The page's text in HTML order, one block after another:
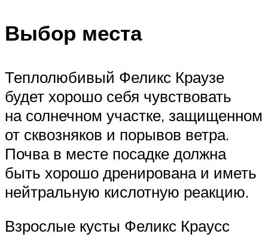
Выбор места
Теплолюбивый Феликс Краузе
будет хорошо себя чувствовать
на солнечном участке, защищенном
от сквозняков и порывов ветра.
Почва в месте посадке должна
быть хорошо дренирована и иметь
нейтральную кислотную реакцию.
Взрослые кусты Феликс Краусс